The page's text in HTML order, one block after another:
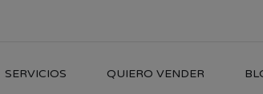
SERVICIOS QUIERO VENDER